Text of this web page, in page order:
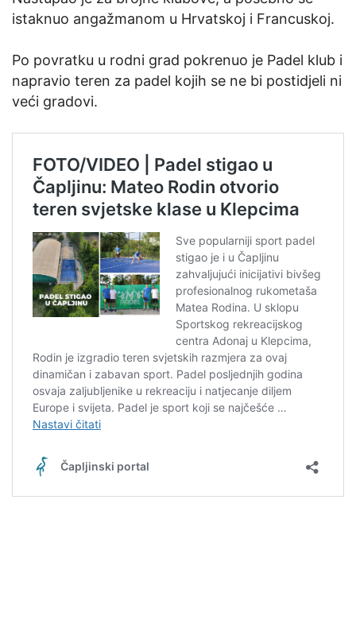
istaknuo angažmanom u Hrvatskoj i Francuskoj.
Po povratku u rodni grad pokrenuo je Padel klub i
napravio teren za padel kojih se ne bi postidjeli ni
veći gradovi.